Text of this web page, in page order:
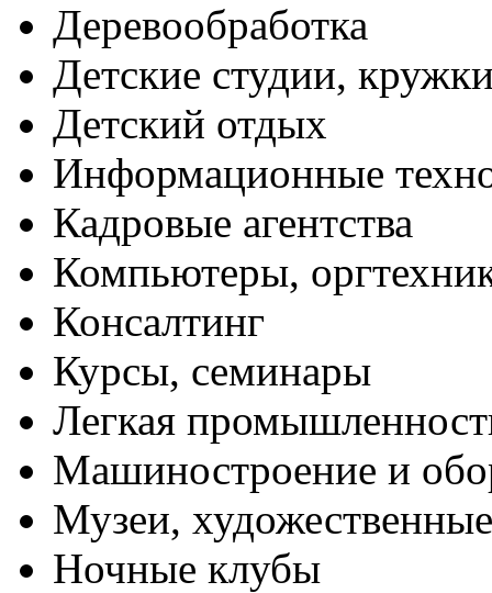
Деревообработка
Детские студии,
Детский отдых
Информационные
Кадровые агентства
Компьютеры,
Консалтинг
Курсы, семинары
Легкая
Машиностроение и
Музеи,
Ночные клубы